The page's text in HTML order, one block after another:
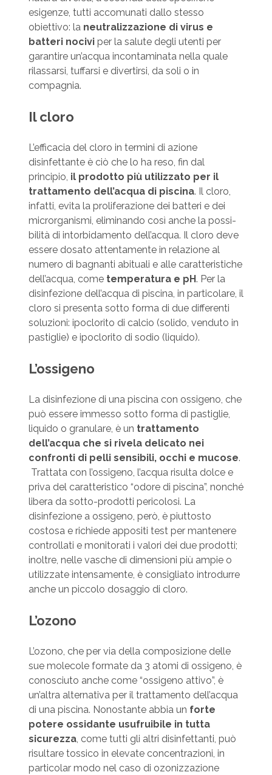
esigenze, tutti accomunati dallo stesso
obiettivo: laneutralizzazione di virus e
batteri nociviper la salute degli utenti per
garantire un’acqua incontaminata nella quale
rilassarsi, tuffarsi e divertirsi, da soli o in
compagnia.
Il cloro
L’efficacia del cloro in termini di azione
disinfettante è ciò che lo ha reso, fin dal
principio, il prodotto più utilizzato per il
trattamento dell’acqua di piscina. Il cloro,
infatti, evita la proliferazione dei batteri e dei
microrganismi, eliminando così anche la possi­
bilità di intorbidamento dell’acqua. Il cloro deve
essere dosa­to attentamente in relazione al
numero di bagnanti abituali e alle caratteristiche
dell’acqua, come temperatura e pH. Per la
disinfezione dell’acqua di piscina, in particolare, il
cloro si presenta sotto forma di due differen­ti
soluzioni: ipoclorito di calcio (solido, venduto in
pastiglie) e ipoclorito di sodio (liquido).
L’ossigeno
La disinfezione di una piscina con ossigeno, che
può essere immesso sot­to forma di pastiglie,
liquido o granulare, è un trattamento
dell’acqua che si rivela delicato nei
confronti di pelli sensibi­li, occhi e mucose.
Trattata con l’ossigeno, l’acqua risulta dolce e
priva del caratteristico “odore di piscina”, nonché
libera da sotto-prodotti pericolo­si. La
disinfezione a ossigeno, però, è piuttosto
costosa e ri­chiede appositi test per mantenere
controllati e monitorati i valori dei due prodotti;
inoltre, nelle vasche di dimensioni più ampie o
utilizzate intensamente, è consigliato introdur­re
anche un piccolo dosaggio di cloro.
L’ozono
L’ozono, che per via della composizione delle
sue molecole formate da 3 atomi di ossigeno, è
conosciuto anche come “ossigeno attivo”, è
un’altra alternativa per il trattamento dell’acqua
di una piscina. Nonostante abbia un forte
potere os­sidante usufruibile in tutta
sicurezza, come tutti gli altri di­sinfettanti, può
risultare tossico in elevate concentrazioni, in
particolar modo nel caso di ozonizzazione